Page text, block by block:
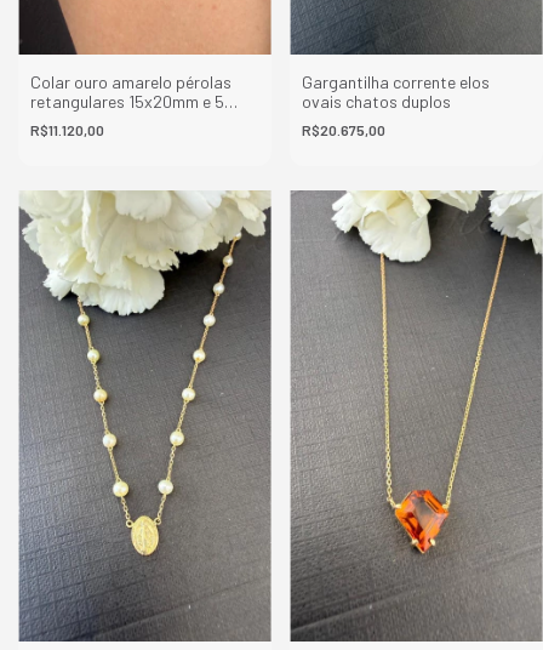
Colar ouro amarelo pérolas
retangulares 15x20mm e 5
turmalinas
R$11.120,00
Gargantilha corrente elos
ovais chatos duplos
R$20.675,00